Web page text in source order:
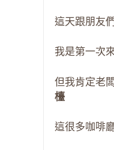
這天跟朋友
我是第一次
但我肯定老
檯
這很多咖啡